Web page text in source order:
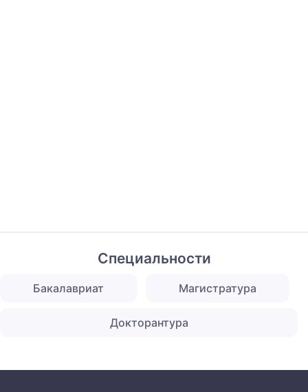
Специальности
Бакалавриат Магистратура
Докторантура